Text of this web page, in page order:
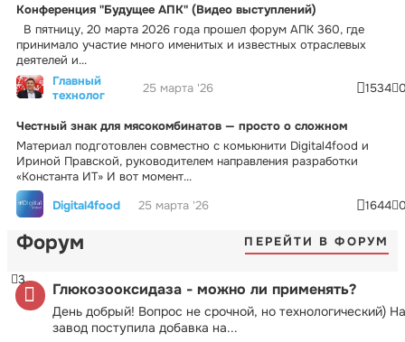
Конференция "Будущее АПК" (Видео выступлений)
В пятницу, 20 марта 2026 года прошел форум АПК 360, где
принимало участие много именитых и известных отраслевых
деятелей и...
Главный
технолог
25 марта '26 1534
Честный знак для мясокомбинатов — просто о сложном
Материал подготовлен совместно с комьюнити Digital4food и
Ириной Правской, руководителем направления разработки
«Константа ИТ» И вот момент...
Digital4food
25 марта '26 1644
Форум ПЕРЕЙТИ В ФОРУМ
Глюкозооксидаза - можно ли применять?
День добрый! Вопрос не срочной, но технологический) На
завод поступила добавка на...
3